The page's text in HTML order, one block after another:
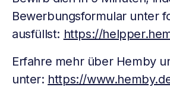
Bewerbungsformular unter
ausfüllst: https://
Erfahre mehr über Hemby
unter: https://